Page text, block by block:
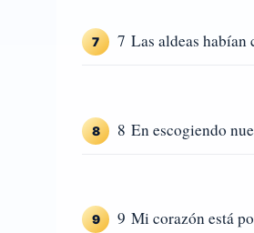
7 7 Las aldeas habían
8 8 En escogiendo
9 9 Mi corazón está